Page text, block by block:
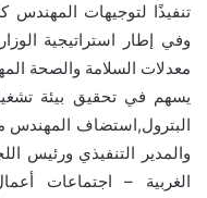
تنفيذًا لتوجيهات المهندس
وفي إطار استراتيجية
معدلات السلامة والصحة
يسهم في تحقيق بيئة
البترول,استضاف
والمدير التنفيذي ورئيس
الغربية – اجتماعات